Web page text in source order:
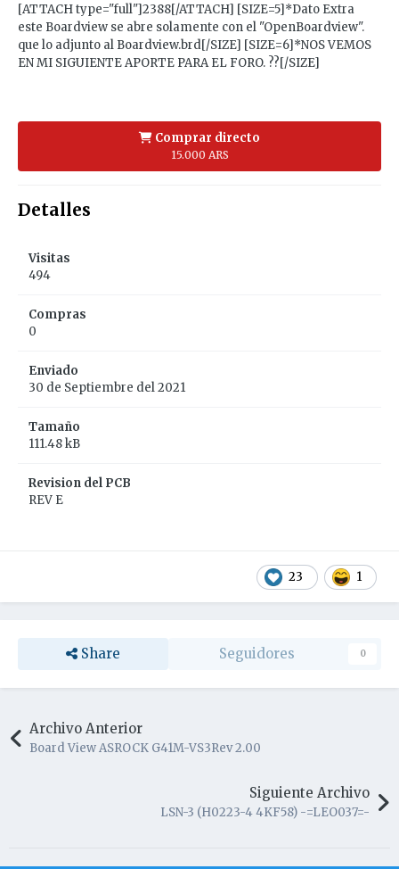
[ATTACH type="full"]2388[/ATTACH] [SIZE=5]*Dato Extra
este Boardview se abre solamente con el "OpenBoardview".
que lo adjunto al Boardview.brd[/SIZE] [SIZE=6]*NOS VEMOS
EN MI SIGUIENTE APORTE PARA EL FORO. ??[/SIZE]
Comprar directo
15.000 ARS
Detalles
Visitas
494
Compras
0
Enviado
30 de Septiembre del 2021
Tamaño
111.48 kB
Revision del PCB
REV E
23 1
Share Seguidores 0
Archivo Anterior
Board View ASROCK G41M-VS3Rev 2.00
Siguiente Archivo
LSN-3 (H0223-4 4KF58) -=LEO037=-